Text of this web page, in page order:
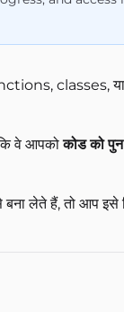
classes, या
वे आपकोकोड को
लेते हैं, तो आप